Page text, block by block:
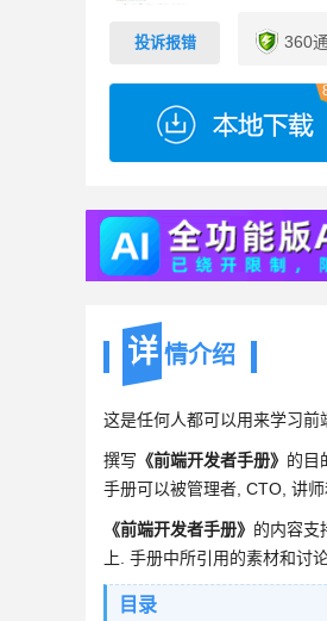
投诉报错 360
详 情介绍
这是任何人都可以用来学习前
撰写 《前端开发者手册》 的目
手册可以被管理者, CTO, 讲
《前端开发者手册》 的内容支
上. 手册中所引用的素材和讨
目录